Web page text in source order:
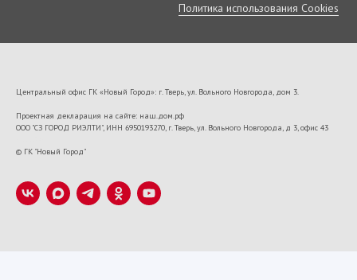
Политика использования Cookies
Центральный офис ГК «Новый Город»: г. Тверь, ул. Вольного Новгорода, дом 3.
Проектная декларация на сайте: наш.дом.рф
ООО "СЗ ГОРОД РИЭЛТИ", ИНН 6950193270, г. Тверь, ул. Вольного Новгорода, д 3, офис 43
© ГК "Новый Город"